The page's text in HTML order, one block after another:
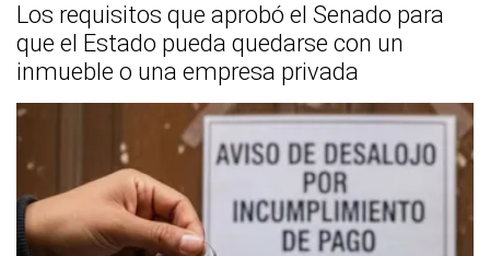
Los requisitos que aprobó el Senado para
que el Estado pueda quedarse con un
inmueble o una empresa privada